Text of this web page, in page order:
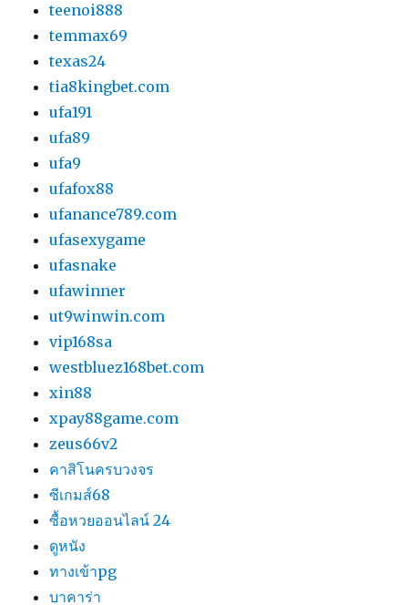
teenoi888
temmax69
texas24
tia8kingbet.com
ufa191
ufa89
ufa9
ufafox88
ufanance789.com
ufasexygame
ufasnake
ufawinner
ut9winwin.com
vip168sa
westbluez168bet.com
xin88
xpay88game.com
zeus66v2
คาสิโนครบวงจร
ซีเกมส์68
ซื้อหวยออนไลน์ 24
ดูหนัง
ทางเข้าpg
บาคาร่า